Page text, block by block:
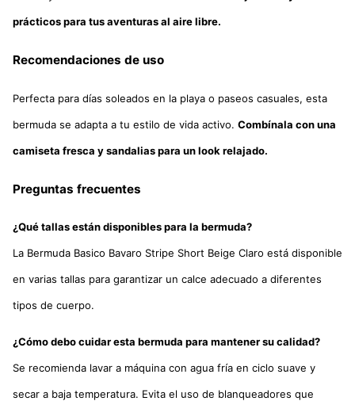
prácticos para tus aventuras al aire libre.
Recomendaciones de uso
Perfecta para días soleados en la playa o paseos casuales, esta
bermuda se adapta a tu estilo de vida activo. Combínala con una
camiseta fresca y sandalias para un look relajado.
Preguntas frecuentes
¿Qué tallas están disponibles para la bermuda?
La Bermuda Basico Bavaro Stripe Short Beige Claro está disponible
en varias tallas para garantizar un calce adecuado a diferentes
tipos de cuerpo.
¿Cómo debo cuidar esta bermuda para mantener su calidad?
Se recomienda lavar a máquina con agua fría en ciclo suave y
secar a baja temperatura. Evita el uso de blanqueadores que